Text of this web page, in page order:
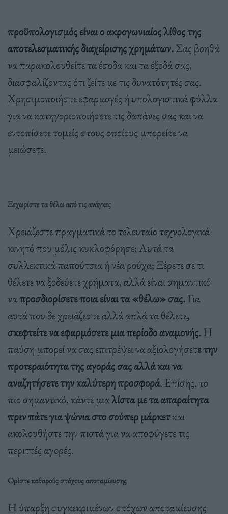
προϋπολογισμός είναι ο ακρογωνιαίος λίθος της
αποτελεσματικής διαχείρισης χρημάτων.Σας βοηθά
να παρακολουθείτε τα έσοδα και τα έξοδά σας,
διασφαλίζοντας ότι ζείτε με τις δυνατότητές σας.
Χρησιμοποιήστε εφαρμογές ή υπολογιστικά φύλλα
για να κατηγοριοποιήσετε τις δαπάνες σας και να
εντοπίσετε τομείς στους οποίους μπορείτε να
μειώσετε.
Ξεχωρίστε τα θέλω από τις ανάγκες
Χρειάζεστε πραγματικά το τελευταίο τεχνολογικά
κινητό που μόλις κυκλοφόρησε; Αυτά τα
συλλεκτικά παπούτσια ή νέα ρούχα; Ξέρετε σε τι
θέλετε να ξοδεύετε χρήματα, αλλά είναι σημαντικό
ναπροσδιορίσετε ποια είναι τα «θέλω» σας.Για
αυτά που δε χρειάζεστε αλλά απλά τα θέλετε,
σκεφτείτε να εφαρμόσετε μια περίοδο αναμονής.Η
παύση μπορεί να σας επιτρέψει να αξιολογήσετε την
προτεραιότητα της αγοράς σας αλλά και να
αναζητήσετε την καλύτερη προσφορά. Επίσης, το
πιο σημαντικό, κάντε μιαλίστα με τα απαραίτητα
πριν πάτε για ψώνια στο σούπερ μάρκετκαι
ακολουθήστε την πιστά για να αποφύγετε τις
περιττές αγορές.
Ορίστε καθαρούς στόχους αποταμίευσης
Η ύπαρξη συγκεκριμένων στόχων αποταμίευσης